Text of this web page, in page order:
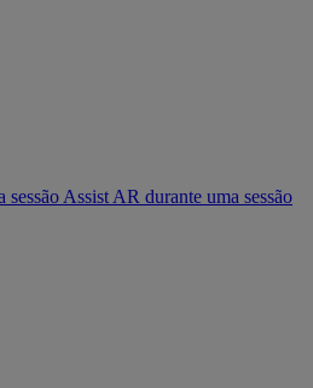
sessão Assist AR durante uma sessão